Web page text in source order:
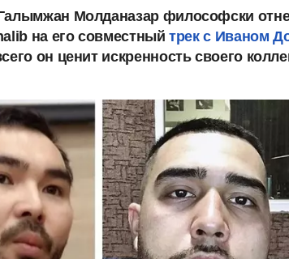
Молданазар философски
на его совместный трек с Иваном
он ценит искренность своего